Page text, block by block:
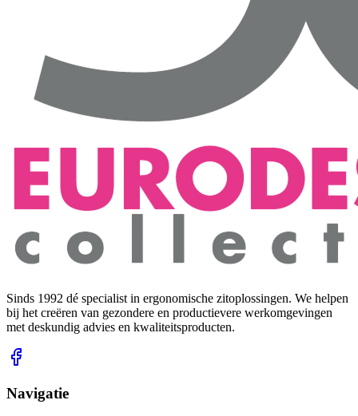
Sinds 1992 dé specialist in ergonomische zitoplossingen. We helpen
bij het creëren van gezondere en productievere werkomgevingen
met deskundig advies en kwaliteitsproducten.
Navigatie